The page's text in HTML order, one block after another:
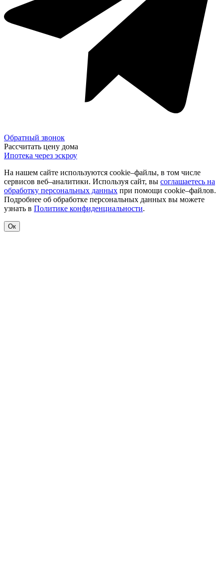
Обратный звонок
Рассчитать цену дома
Ипотека через эскроу
На нашем сайте используются cookie–файлы, в том числе
сервисов веб–аналитики. Используя сайт, вы соглашаетесь на
обработку персональных данных при помощи cookie–файлов.
Подробнее об обработке персональных данных вы можете
узнать в Политике конфиденциальности.
Ок